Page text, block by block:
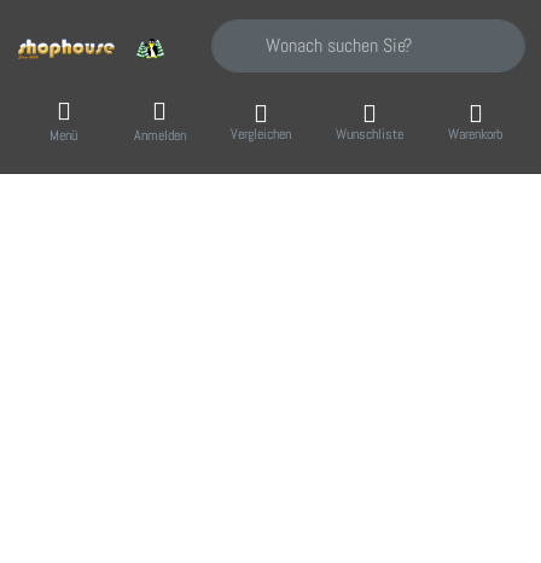
Geben Sie einen Suchbegriff ein. Während
Menü Anmelden Vergleichen Wunschliste Warenkorb